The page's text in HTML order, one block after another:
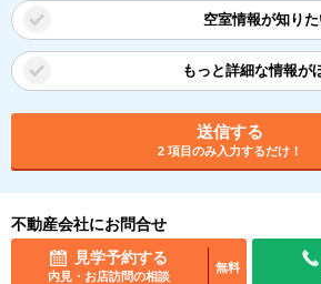
空室情報が知り
もっと詳細な情報が
送信する
2 項目のみ入力するだけ！
不動産会社にお問合せ
見学予約する
内見・お店訪問の相談
無料